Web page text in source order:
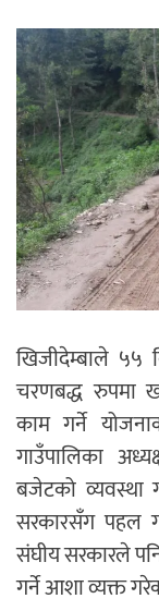
खिजीदेम्बाले ५५
चरणबद्ध रुपमा
काम गर्ने
गाउँपालिका
बजेटको व्यवस्था
सरकारसँग पहल
संघीय सरकारले
गर्ने आशा व्यक्त